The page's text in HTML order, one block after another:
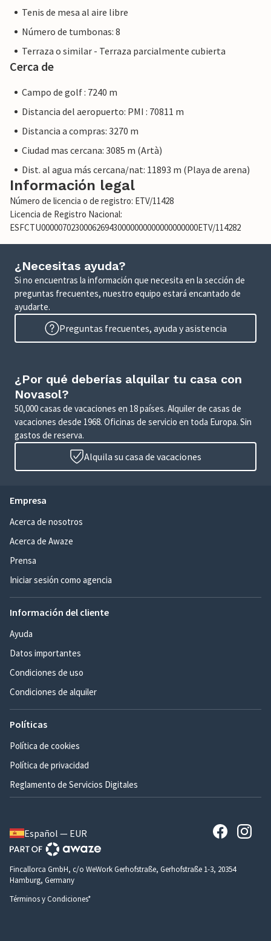
Tenis de mesa al aire libre
Número de tumbonas: 8
Terraza o similar - Terraza parcialmente cubierta
Cerca de
Campo de golf : 7240 m
Distancia del aeropuerto: PMI : 70811 m
Distancia a compras: 3270 m
Ciudad mas cercana: 3085 m (Artà)
Dist. al agua más cercana/nat: 11893 m (Playa de arena)
Información legal
Número de licencia o de registro: ETV/11428
Licencia de Registro Nacional:
ESFCTU0000070230006269430000000000000000000ETV/114282
¿Necesitas ayuda?
Si no encuentras la información que necesita en la sección de
preguntas frecuentes, nuestro equipo estará encantado de
ayudarte.
Preguntas frecuentes, ayuda y asistencia
¿Por qué deberías alquilar tu casa con
Novasol?
50,000 casas de vacaciones en 18 países. Alquiler de casas de
vacaciones desde 1968. Oficinas de servicio en toda Europa. Sin
gastos de reserva.
Alquila su casa de vacaciones
Empresa
Acerca de nosotros
Acerca de Awaze
Prensa
Iniciar sesión como agencia
Información del cliente
Ayuda
Datos importantes
Condiciones de uso
Condiciones de alquiler
Políticas
Política de cookies
Política de privacidad
Reglamento de Servicios Digitales
Español — EUR
Fincallorca GmbH, c/o WeWork Gerhofstraße, Gerhofstraße 1-3, 20354
Hamburg, Germany
Términos y Condiciones*